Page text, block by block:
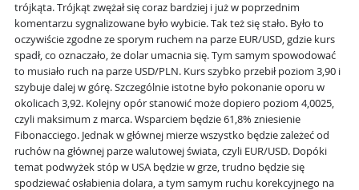
trójkąta. Trójkąt zwężał się coraz bardziej i już w poprzednim
komentarzu sygnalizowane było wybicie. Tak też się stało. Było to
oczywiście zgodne ze sporym ruchem na parze EUR/USD, gdzie kurs
spadł, co oznaczało, że dolar umacnia się. Tym samym spowodować
to musiało ruch na parze USD/PLN. Kurs szybko przebił poziom 3,90 i
szybuje dalej w górę. Szczególnie istotne było pokonanie oporu w
okolicach 3,92. Kolejny opór stanowić może dopiero poziom 4,0025,
czyli maksimum z marca. Wsparciem będzie 61,8% zniesienie
Fibonacciego. Jednak w głównej mierze wszystko będzie zależeć od
ruchów na głównej parze walutowej świata, czyli EUR/USD. Dopóki
temat podwyżek stóp w USA będzie w grze, trudno będzie się
spodziewać osłabienia dolara, a tym samym ruchu korekcyjnego na